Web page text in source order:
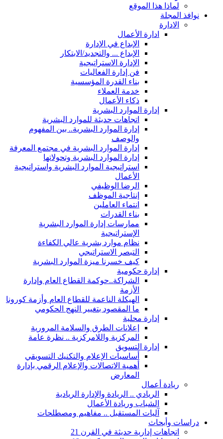
لماذا هذا الموقع
نوافذ المجلة
الادارة
ادارة الأعمال
الإبداع في الإدارة
الإبداع ... والتجديد/الابتكار
الإدارة الاستراتيجية
فن إدارة الفعاليات
بناء القدرة المؤسسية
خدمة العملاء
ذكاء الأعمال
إدارة الموارد البشرية
اتجاهات حديثة للموارد البشرية
إدارة الموارد البشرية.. بين المفهوم
والوصف
إدارة الموارد البشرية في مجتمع المعرفة
إدارة الموارد البشرية وتحولاتها
استراتيجية الموارد البشرية واستراتيجية
الأعمال
الرضا الوظيفي
إنتاجية الموظف
انتماء العاملين
بناء القدرات
ممارسات إدارة الموارد البشرية
الإستراتيجية
نظام موارد بشرية عالي الكفاءة
التبصر الاستراتيجي
كيف خسرنا ميزة الموارد البشرية
إدارة حكومية
الشراكة..حوكمة القطاع العام وإدارة
الأزمة
الهيكلة الناعمة للقطاع العام وأزمة كورونا
ما المقصود بتغيير النهج الحكومي
إدارة محلية
إعلانات الطرق والسلامة المرورية
المركزية واللامركزية .. نظرة عامة
إدارة التسويق
أساسيات الإعلام والتكنيك التسويقي
أهمية الاتصالات والإعلام الرقمي بإدارة
المعارض
ريادة أعمال
الريادي .. الريادة والإدارة الريادية
الشباب وريادة الأعمال
آليات المستقبل .. مفاهيم ومصطلحات
دراسات وأبحاث
اتجاهات إدارية حديثة في القرن 21